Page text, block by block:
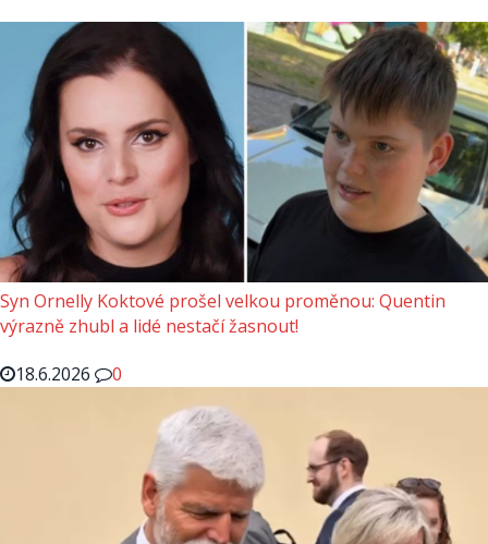
Syn Ornelly Koktové prošel velkou proměnou: Quentin
výrazně zhubl a lidé nestačí žasnout!
18.6.2026
0